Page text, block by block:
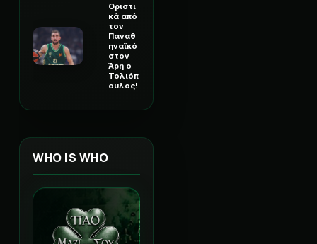
Οριστι
κά από
τον
Παναθ
ηναϊκό
στον
Άρη ο
Τολιόπ
ουλος!
WHO IS WHO